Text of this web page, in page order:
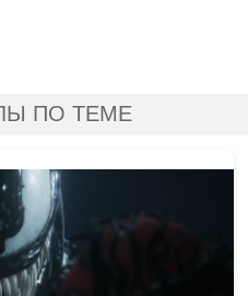
ПО ТЕМЕ